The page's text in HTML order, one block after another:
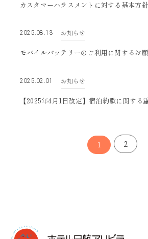
カスタマーハラスメントに対する基本方針
2025.08.13 お知らせ
モバイルバッテリーのご利用に関するお
2025.02.01 お知らせ
【2025年4月1日改定】宿泊約款に関する
1 2